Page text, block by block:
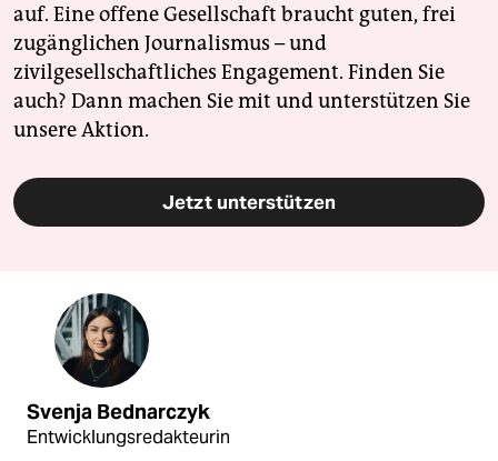
auf. Eine offene Gesellschaft braucht guten, frei
zugänglichen Journalismus – und
zivilgesellschaftliches Engagement. Finden Sie
auch? Dann machen Sie mit und unterstützen Sie
unsere Aktion.
Jetzt unterstützen
Svenja Bednarczyk
Entwicklungsredakteurin